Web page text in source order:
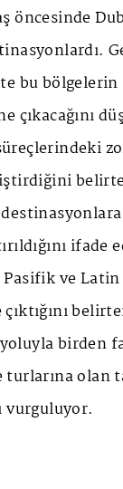
öncesinde
bu bölgelerin
çıkacağını
ifade
ve
birden
turlarına olan
vurguluyor.